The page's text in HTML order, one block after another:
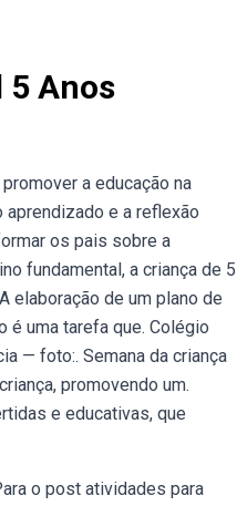
5 Anos
a educação na
e a reflexão
os pais sobre a
fundamental, a criança de 5
elaboração de um plano de
é uma tarefa que. Colégio
— foto:. Semana da criança
promovendo um.
e educativas, que
o post atividades para